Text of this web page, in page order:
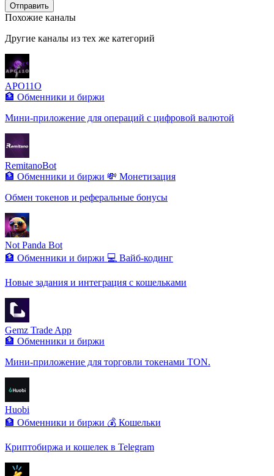
Отправить
Похожие каналы
Другие каналы из тех же категорий
APO11O
🏦 Обменники и биржи
Мини-приложение для операций с цифровой валютой
RemitanoBot
🏦 Обменники и биржи 💸 Монетизация
Обмен токенов и реферальные бонусы
Not Panda Bot
🏦 Обменники и биржи 💻 Вайб-кодинг
Новые задания и интеграция с кошельками
Gemz Trade App
🏦 Обменники и биржи
Мини-приложение для торговли токенами TON.
Huobi
🏦 Обменники и биржи 💰 Кошельки
Криптобиржа и кошелек в Telegram